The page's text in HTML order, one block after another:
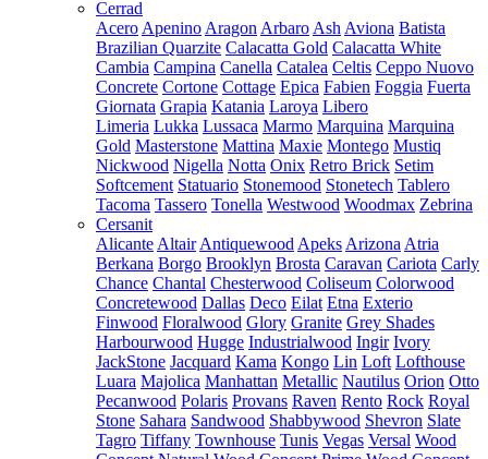
Cerrad
Acero Apenino Aragon Arbaro Ash Aviona Batista
Brazilian Quarzite Calacatta Gold Calacatta White
Cambia Campina Canella Catalea Celtis Ceppo Nuovo
Concrete Cortone Cottage Epica Fabien Foggia Fuerta
Giornata Grapia Katania Laroya Libero
Limeria Lukka Lussaca Marmo Marquina Marquina
Gold Masterstone Mattina Maxie Montego Mustiq
Nickwood Nigella Notta Onix Retro Brick Setim
Softcement Statuario Stonemood Stonetech Tablero
Tacoma Tassero Tonella Westwood Woodmax Zebrina
Cersanit
Alicante Altair Antiquewood Apeks Arizona Atria
Berkana Borgo Brooklyn Brosta Caravan Cariota Carly
Chance Chantal Chesterwood Coliseum Colorwood
Concretewood Dallas Deco Eilat Etna Exterio
Finwood Floralwood Glory Granite Grey Shades
Harbourwood Hugge Industrialwood Ingir Ivory
JackStone Jacquard Kama Kongo Lin Loft Lofthouse
Luara Majolica Manhattan Metallic Nautilus Orion Otto
Pecanwood Polaris Provans Raven Rento Rock Royal
Stone Sahara Sandwood Shabbywood Shevron Slate
Tagro Tiffany Townhouse Tunis Vegas Versal Wood